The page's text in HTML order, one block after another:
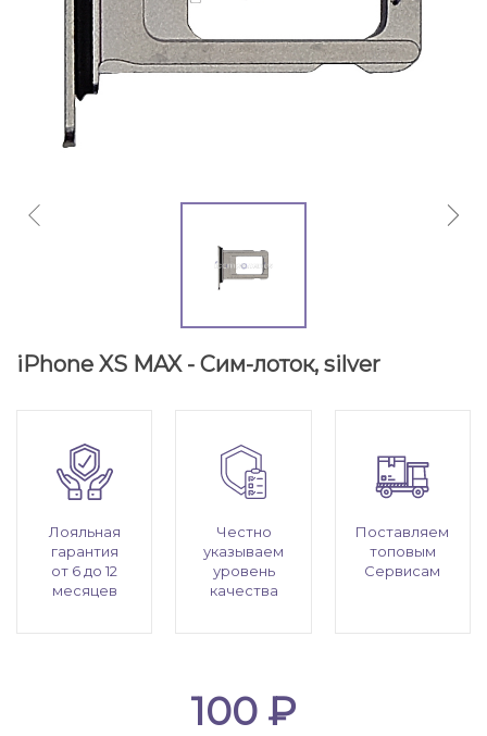
iPhone XS MAX - Сим-лоток, silver
Лояльная
гарантия
от 6 до 12
месяцев
Честно
указываем
уровень
качества
Поставляем
топовым
Сервисам
100 ₽